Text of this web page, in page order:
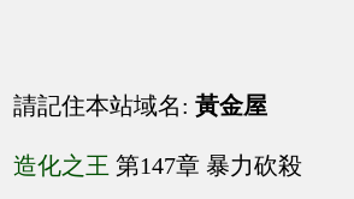
請記住本站域名: 黃金屋
造化之王 第147章 暴力砍殺